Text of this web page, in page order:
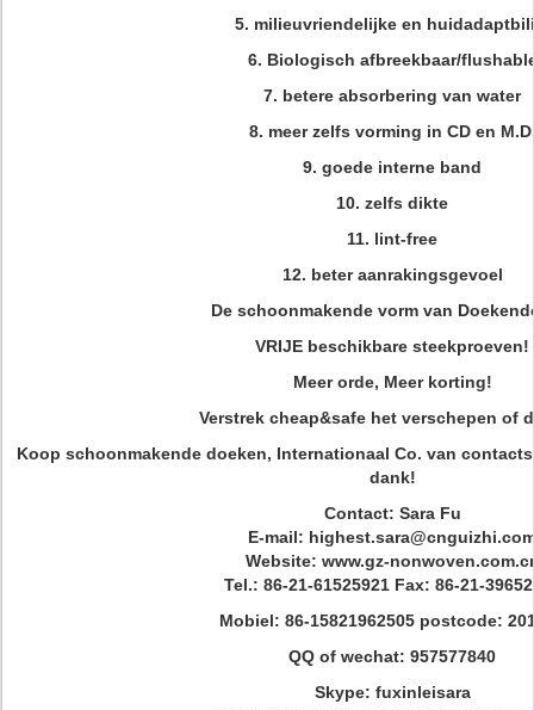
5. milieuvriendelijke en
6. Biologisch afbreekbaar/
7. betere absorbering van water
8. meer zelfs vorming in CD en
9. goede interne band
10. zelfs dikte
11. lint-free
12. beter aanrakingsgevoel
De schoonmakende vorm van
VRIJE beschikbare steekproeven!
Meer orde, Meer korting!
Verstrek cheap&safe het verschepen of
Koop schoonmakende doeken, Internationaal Co. van
dank!
Contact: Sara Fu
E-mail:
Website: www.gz-
Tel.: 86-21-61525921 Fax: 86-21-
Mobiel: 86-15821962505 postcode:
QQ of wechat: 957577840
Skype: fuxinleisara